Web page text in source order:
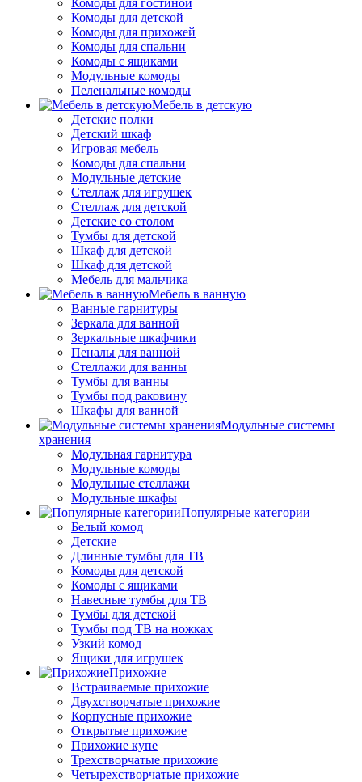
Комоды для гостиной
Комоды для детской
Комоды для прихожей
Комоды для спальни
Комоды с ящиками
Модульные комоды
Пеленальные комоды
Мебель в детскую
Детские полки
Детский шкаф
Игровая мебель
Комоды для спальни
Модульные детские
Стеллаж для игрушек
Стеллаж для детской
Детские со столом
Тумбы для детской
Шкаф для детской
Шкаф для детской
Мебель для мальчика
Мебель в ванную
Ванные гарнитуры
Зеркала для ванной
Зеркальные шкафчики
Пеналы для ванной
Стеллажи для ванны
Тумбы для ванны
Тумбы под раковину
Шкафы для ванной
Модульные системы
хранения
Модульная гарнитура
Модульные комоды
Модульные стеллажи
Модульные шкафы
Популярные категории
Белый комод
Детские
Длинные тумбы для ТВ
Комоды для детской
Комоды с ящиками
Навесные тумбы для ТВ
Тумбы для детской
Тумбы под ТВ на ножках
Узкий комод
Ящики для игрушек
Прихожие
Встраиваемые прихожие
Двухстворчатые прихожие
Корпусные прихожие
Открытые прихожие
Прихожие купе
Трехстворчатые прихожие
Четырехстворчатые прихожие